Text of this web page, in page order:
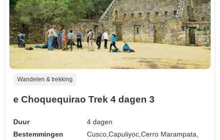
Wandelen & trekking
e Choquequirao Trek 4 dagen 3
Duur
4 dagen
Bestemmingen
Cusco,Capuliyoc,Cerro Marampata,